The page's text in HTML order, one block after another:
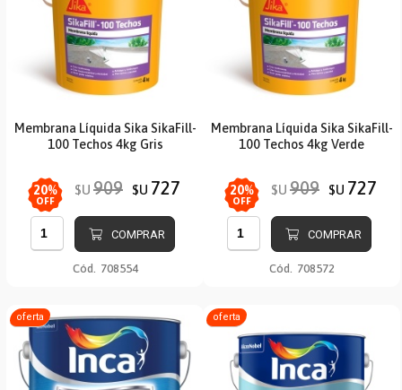
Membrana Líquida Sika SikaFill-
100 Techos 4kg Gris
20%
OFF
$U 909 $U 727
COMPRAR
Cód. 708554
Membrana Líquida Sika SikaFill-
100 Techos 4kg Verde
20%
OFF
$U 909 $U 727
COMPRAR
Cód. 708572
oferta oferta